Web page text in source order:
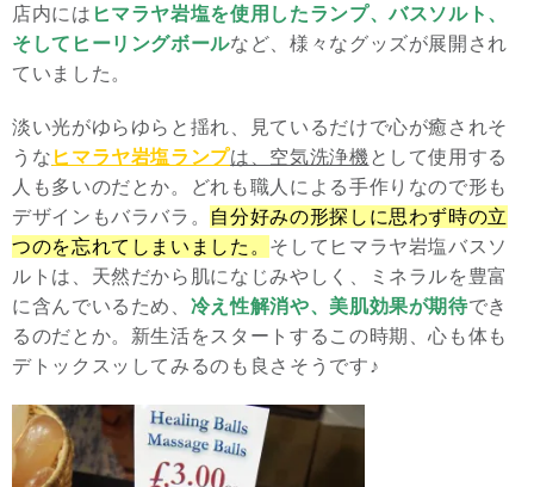
店内には ヒマラヤ岩塩を使用したランプ、バスソルト、
そしてヒーリングボールなど、様々なグッズが展開され
ていました。
淡い光がゆらゆらと揺れ、見ているだけで心が癒されそ
うな ヒマラヤ岩塩ランプは、空気洗浄機として使用する
人も多いのだとか。どれも職人による手作りなので形も
デザインもバラバラ。 自分好みの形探しに思わず時の立
つのを忘れてしまいました。 そしてヒマラヤ岩塩バスソ
ルトは、天然だから肌になじみやしく、ミネラルを豊富
に含んでいるため、 冷え性解消や、美肌効果が期待でき
るのだとか。新生活をスタートするこの時期、心も体も
デトックスッしてみるのも良さそうです♪